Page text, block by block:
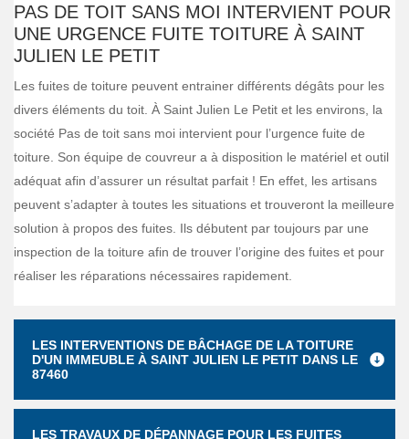
PAS DE TOIT SANS MOI INTERVIENT POUR
UNE URGENCE FUITE TOITURE À SAINT
JULIEN LE PETIT
Les fuites de toiture peuvent entrainer différents dégâts pour les
divers éléments du toit. À Saint Julien Le Petit et les environs, la
société Pas de toit sans moi intervient pour l’urgence fuite de
toiture. Son équipe de couvreur a à disposition le matériel et outil
adéquat afin d’assurer un résultat parfait ! En effet, les artisans
peuvent s’adapter à toutes les situations et trouveront la meilleure
solution à propos des fuites. Ils débutent par toujours par une
inspection de la toiture afin de trouver l’origine des fuites et pour
réaliser les réparations nécessaires rapidement.
LES INTERVENTIONS DE BÂCHAGE DE LA TOITURE
D'UN IMMEUBLE À SAINT JULIEN LE PETIT DANS LE
87460
LES TRAVAUX DE DÉPANNAGE POUR LES FUITES